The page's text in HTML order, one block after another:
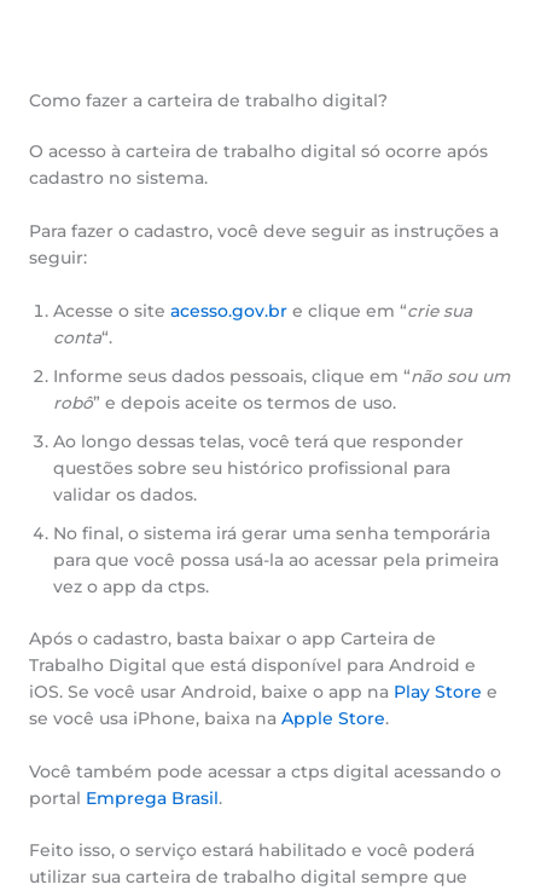
Como fazer a carteira de trabalho digital?
O acesso à carteira de trabalho digital só ocorre após
cadastro no sistema.
Para fazer o cadastro, você deve seguir as instruções a
seguir:
Acesse o site acesso.gov.br e clique em “crie sua
conta“.
Informe seus dados pessoais, clique em “não sou um
robô” e depois aceite os termos de uso.
Ao longo dessas telas, você terá que responder
questões sobre seu histórico profissional para
validar os dados.
No final, o sistema irá gerar uma senha temporária
para que você possa usá-la ao acessar pela primeira
vez o app da ctps.
Após o cadastro, basta baixar o app Carteira de
Trabalho Digital que está disponível para Android e
iOS. Se você usar Android, baixe o app na Play Store e
se você usa iPhone, baixa na Apple Store.
Você também pode acessar a ctps digital acessando o
portal Emprega Brasil.
Feito isso, o serviço estará habilitado e você poderá
utilizar sua carteira de trabalho digital sempre que